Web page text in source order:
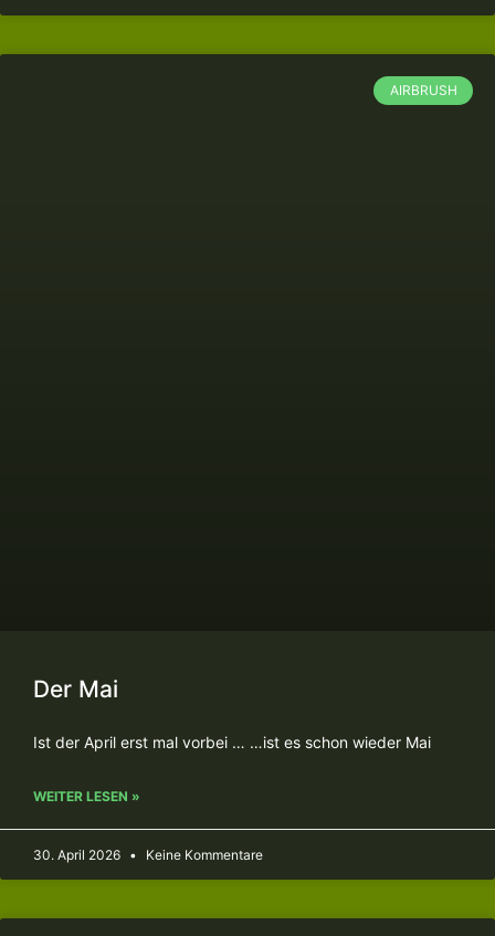
AIRBRUSH
Der Mai
Ist der April erst mal vorbei … …ist es schon wieder Mai
WEITER LESEN »
30. April 2026 Keine Kommentare